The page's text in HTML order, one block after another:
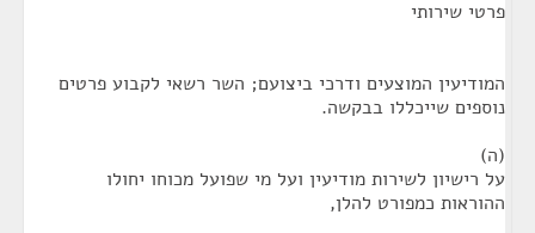
פרטי שירותי
המודיעין המוצעים ודרכי ביצועם; השר רשאי לקבוע פרטים
נוספים שייכללו בבקשה.
(ה)
על רישיון לשירות מודיעין ועל מי שפועל מכוחו יחולו
ההוראות כמפורט להלן,